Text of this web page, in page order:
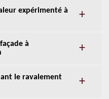
expérimenté à
à
le ravalement